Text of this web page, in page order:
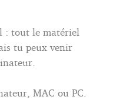
: tout le matériel
tu peux venir
MAC ou PC.